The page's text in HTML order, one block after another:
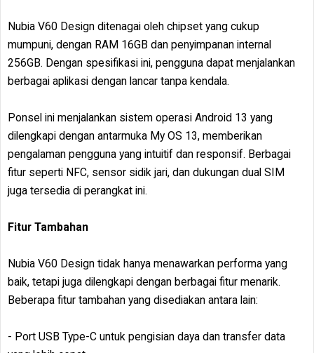
Nubia V60 Design ditenagai oleh chipset yang cukup
mumpuni, dengan RAM 16GB dan penyimpanan internal
256GB. Dengan spesifikasi ini, pengguna dapat menjalankan
berbagai aplikasi dengan lancar tanpa kendala.
Ponsel ini menjalankan sistem operasi Android 13 yang
dilengkapi dengan antarmuka My OS 13, memberikan
pengalaman pengguna yang intuitif dan responsif. Berbagai
fitur seperti NFC, sensor sidik jari, dan dukungan dual SIM
juga tersedia di perangkat ini.
Fitur Tambahan
Nubia V60 Design tidak hanya menawarkan performa yang
baik, tetapi juga dilengkapi dengan berbagai fitur menarik.
Beberapa fitur tambahan yang disediakan antara lain:
- Port USB Type-C untuk pengisian daya dan transfer data